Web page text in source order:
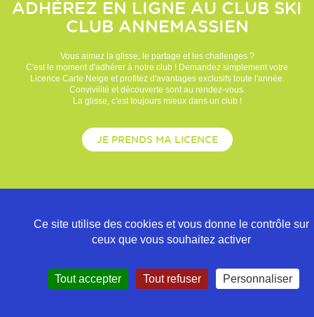
ADHÉREZ EN LIGNE AU CLUB SKI
CLUB ANNEMASSIEN
Vous aimez la glisse, le partage et les challenges ?
C'est le moment d'adhérer à notre club ! Demandez simplement votre
Licence Carte Neige et profitez d'avantages exclusifs toute l'année.
Convivilité et découverte sont au rendez-vous.
La glisse, c'est toujours mieux dans un club !
JE PRENDS MA LICENCE
Ce site utilise des cookies et vous donne le contrôle sur
ceux que vous souhaitez activer
Tout accepter Tout refuser Personnaliser